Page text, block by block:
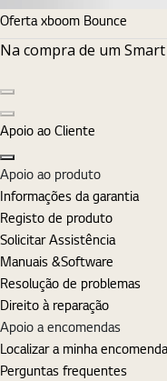
Oferta xboom Bounce
Na compra de um
Diapositivo seguinte
Apoio ao Cliente
Fechar
Apoio ao produto
Informações da garantia
Registo de produto
Solicitar Assistência
Manuais &Software
Resolução de problemas
Direito à reparação
Apoio a encomendas
Localizar a minha encomenda
Perguntas frequentes